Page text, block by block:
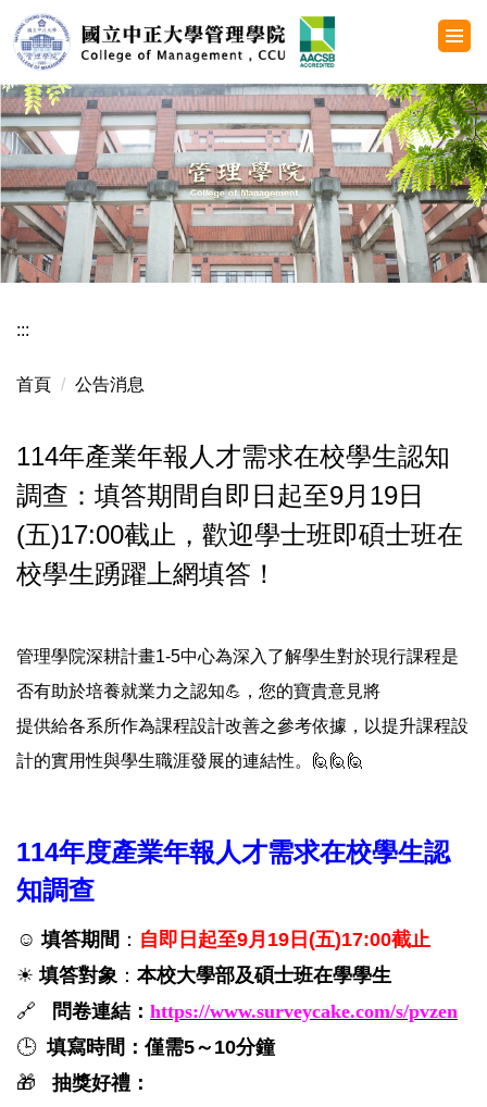
跳
到
主
要
內
容
區
:::
首頁 公告消息
114年產業年報人才需求在校學生認知
調查：填答期間自即日起至9月19日
(五)17:00截止，歡迎學士班即碩士班在
校學生踴躍上網填答！
管理學院深耕計畫1-5中心為深入了解學生對於現行課程是
否有助於培養就業力之認知💪 ， 您的寶貴意見將
提供給各系所作為課程設計改善之參考依據，以提升課程設
計的實用性與學生職涯發展的連結性。 🙋 🙋🙋
114年度產業年報人才需求在校學生認
知調查
☺ 填答期間 ： 自即日 起至9月19日(五)17:00截止
☀ 填答對象 ： 本校大學部及碩士班在學學生
🔗
問卷連結： https://www.surveycake.com/s/pvzen
🕒 填寫時間：僅需5～ 10分鐘
🎁
抽獎好禮：